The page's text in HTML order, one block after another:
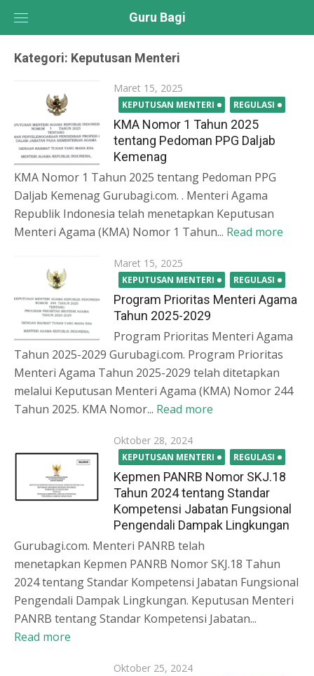
Guru Bagi
Kategori: Keputusan Menteri
Posted
on
Maret 15, 2025
KEPUTUSAN MENTERI REGULASI
KMA Nomor 1 Tahun 2025
tentang Pedoman PPG Daljab
Kemenag
KMA Nomor 1 Tahun 2025 tentang Pedoman PPG
Daljab Kemenag Gurubagi.com. . Menteri Agama
Republik Indonesia telah menetapkan Keputusan
Menteri Agama (KMA) Nomor 1 Tahun... Read more
Posted
on
Maret 15, 2025
KEPUTUSAN MENTERI REGULASI
Program Prioritas Menteri Agama
Tahun 2025-2029
Program Prioritas Menteri Agama
Tahun 2025-2029 Gurubagi.com. Program Prioritas
Menteri Agama Tahun 2025-2029 telah ditetapkan
melalui Keputusan Menteri Agama (KMA) Nomor 244
Tahun 2025. KMA Nomor... Read more
Posted
on
Oktober 28, 2024
KEPUTUSAN MENTERI REGULASI
Kepmen PANRB Nomor SKJ.18
Tahun 2024 tentang Standar
Kompetensi Jabatan Fungsional
Pengendali Dampak Lingkungan
Gurubagi.com. Menteri PANRB telah
menetapkan Kepmen PANRB Nomor SKJ.18 Tahun
2024 tentang Standar Kompetensi Jabatan Fungsional
Pengendali Dampak Lingkungan. Keputusan Menteri
PANRB tentang Standar Kompetensi Jabatan...
Read more
Posted
Oktober 25, 2024